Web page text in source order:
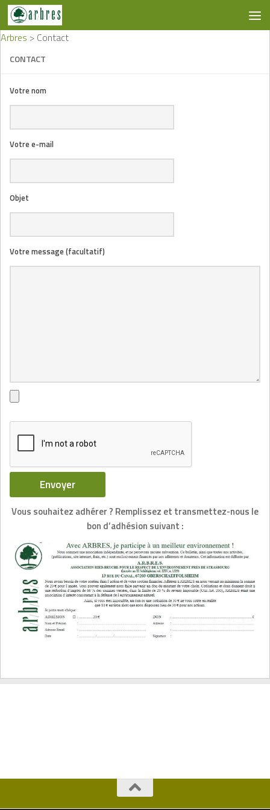
Skip to content
Arbres > Contact
CONTACT
Votre nom
Votre e-mail
Objet
Votre message (facultatif)
Vous souhaitez adhérer ? Remplissez et transmettez-nous le
bon d’adhésion suivant :